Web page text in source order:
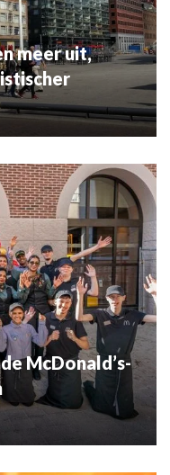
meer uit,
McDonald’s-